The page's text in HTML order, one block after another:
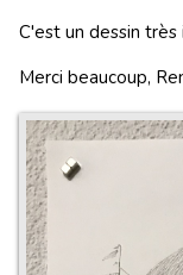
C'est un dessin très
Merci beaucoup,